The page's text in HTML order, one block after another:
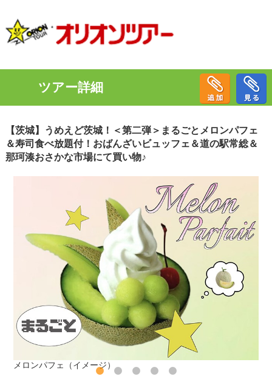
ツアー詳細
【茨城】うめえど茨城！＜第二弾＞まるごとメロンパフェ
＆寿司食べ放題付！おばんざいビュッフェ＆道の駅常総＆
那珂湊おさかな市場にて買い物♪
メロンパフェ（イメージ）